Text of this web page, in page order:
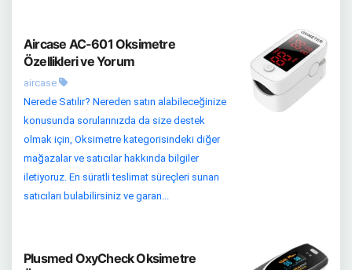
Aircase AC-601 Oksimetre
Özellikleri ve Yorum
aircase
Nerede Satılır? Nereden satın alabileceğinize
konusunda sorularınızda da size destek
olmak için, Oksimetre kategorisindeki diğer
mağazalar ve satıcılar hakkında bilgiler
iletiyoruz. En süratli teslimat süreçleri sunan
satıcıları bulabilirsiniz ve garan...
Plusmed OxyCheck Oksimetre